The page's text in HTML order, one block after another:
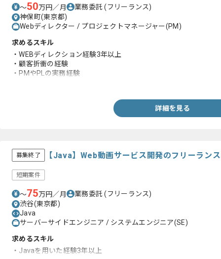
〜50万円／月 業務委託(フリーランス)
神保町(東京都)
Webディレクター / プロジェクトマネージャー(PM)
求めるスキル
・WEBディレクション経験3年以上
・顧客折衝の経験
・PMやPLの実務経験
詳細を見る
募集終了 【Java】Web動画サービス開発のフリーラン
短期案件
〜75万円／月 業務委託(フリーランス)
渋谷(東京都)
Java
サーバーサイドエンジニア / システムエンジニア(SE)
求めるスキル
・Javaを用いた経験3年以上